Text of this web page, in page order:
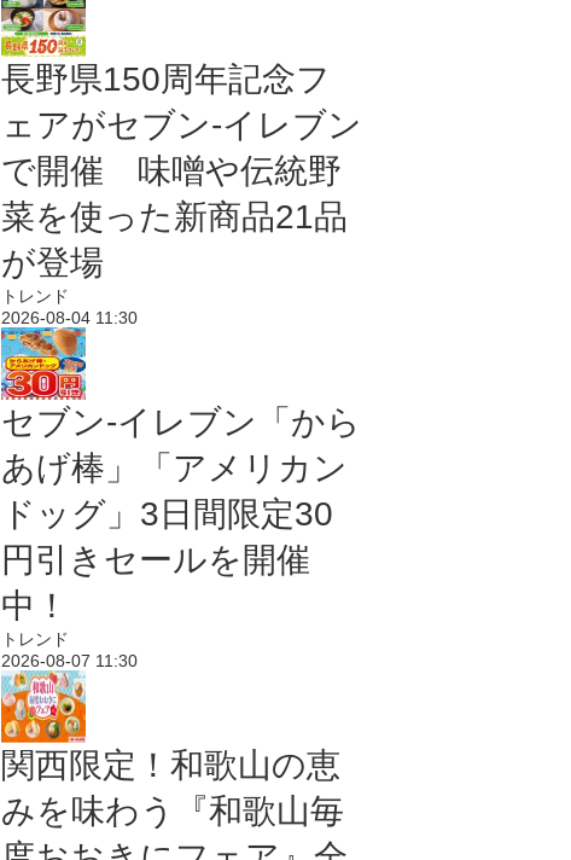
長野県150周年記念フ
ェアがセブン-イレブン
で開催 味噌や伝統野
菜を使った新商品21品
が登場
トレンド
2026-08-04 11:30
セブン‐イレブン「から
あげ棒」「アメリカン
ドッグ」3日間限定30
円引きセールを開催
中！
トレンド
2026-08-07 11:30
関西限定！和歌山の恵
みを味わう『和歌山毎